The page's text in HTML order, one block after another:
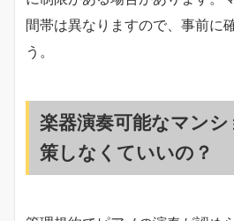
間帯は異なりますので、事前に
う。
楽器演奏可能なマン
策しなくていいの？